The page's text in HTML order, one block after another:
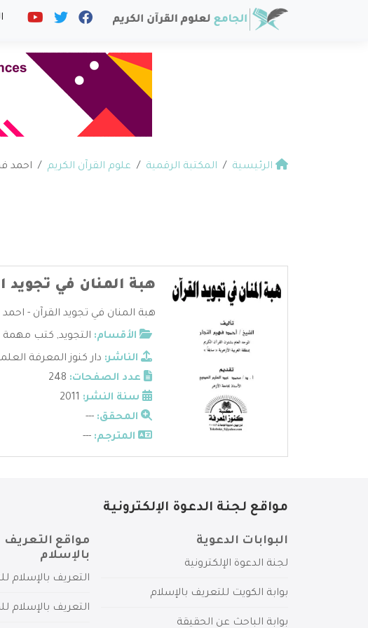
الرئيسية المكتبة الرقمية علوم القرآن الكريم احمد
هبة المنان في تجويد
هبة المنان في تجويد القرآن -
الأقسام: التجويد, كتب مهمة
الناشر: دار كنوز المعرفة
عدد الصفحات:
سنة النشر:
المحقق: ---
المترجم: ---
مواقع لجنة الدعوة الإلكترونية
البوابات الدعوية
لجنة الدعوة الإلكترونية
بوابة الكويت للتعريف بالإسلام
بوابة الباحث عن الحقيقة
مواقع التعريف
بالإسلام
التعريف بالإسلام
التعريف بالإسلام